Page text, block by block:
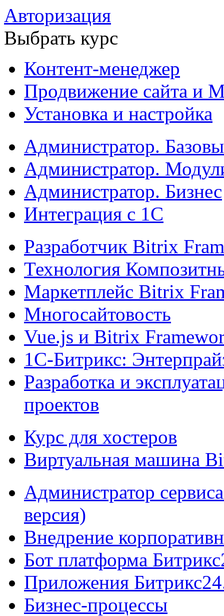
Авторизация
Выбрать курс
Контент-менеджер
Продвижение сайта и
Установка и настройка
Администратор.
Администратор.
Администратор. Бизнес
Интеграция с 1С
Разработчик Bitrix
Технология
Маркетплейс Bitrix
Многосайтовость
Vue.js и Bitrix
1С-Битрикс:
Разработка и
проектов
Курс для хостеров
Виртуальная машина
Администратор
версия)
Внедрение
Бот платформа
Приложения
Бизнес-процессы